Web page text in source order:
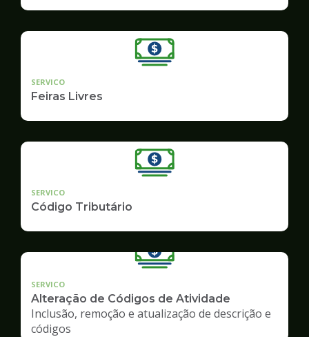
SERVICO
Feiras Livres
SERVICO
Código Tributário
SERVICO
Alteração de Códigos de Atividade
Inclusão, remoção e atualização de descrição e
códigos